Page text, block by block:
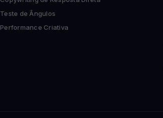
Teste de Ângulos
Performance Criativa